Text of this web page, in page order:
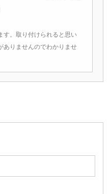
す。取り付けられると思い
ありませんのでわかりませ